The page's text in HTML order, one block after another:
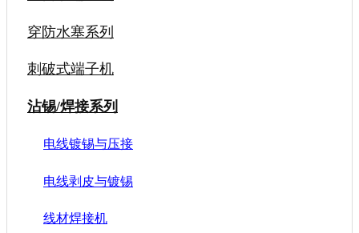
穿防水塞系列
刺破式端子机
沾锡/焊接系列
电线镀锡与压接
电线剥皮与镀锡
线材焊接机